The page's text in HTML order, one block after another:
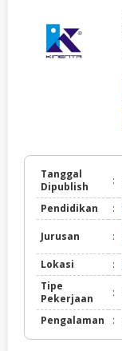
Tanggal
Dipublish
:
Pendidikan :
Jurusan :
Lokasi
:
Tipe
Pekerjaan
:
Pengalaman :